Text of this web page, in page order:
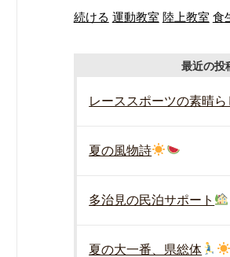
続ける 運動教室 陸上教室 食
最近の投
レーススポーツの素晴ら
夏の風物詩
多治見の民泊サポート
夏の大一番、県総体